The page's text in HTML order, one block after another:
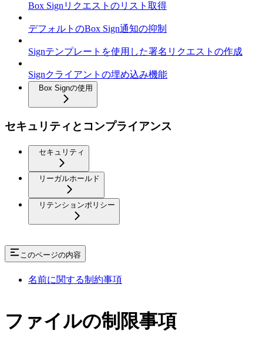
Box Signリクエストのリスト取得
デフォルトのBox Sign通知の抑制
Signテンプレートを使用した署名リクエストの作成
Signクライアントの埋め込み機能
Box Signの使用
セキュリティとコンプライアンス
セキュリティ
リーガルホールド
リテンションポリシー
このページの内容
名前に関する制約事項
ファイルの制限事項